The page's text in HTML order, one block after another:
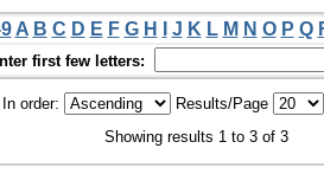
A B C D E F G H J K L M N O P Q
first few letters:
In order: Results/Page
Showing results 1 to 3 of 3